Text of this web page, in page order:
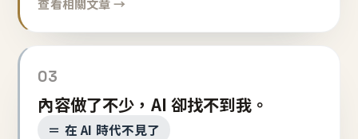
查看相關文章 →
03
內容做了不少，AI 卻找不到我。
＝ 在 AI 時代不見了